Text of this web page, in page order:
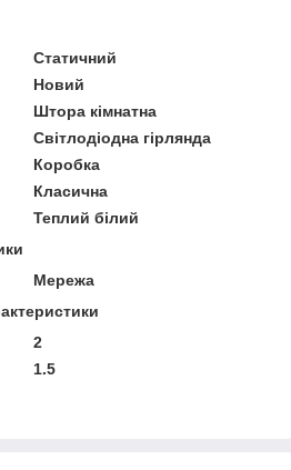
Статичний
Новий
Штора кімнатна
Світлодіодна гірлянда
Коробка
Класична
Теплий білий
Мережа
2
1.5